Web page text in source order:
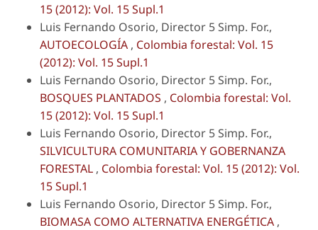
15 (2012): Vol. 15 Supl.1
Luis Fernando Osorio, Director 5 Simp. For.,
AUTOECOLOGÍA , Colombia forestal: Vol. 15
(2012): Vol. 15 Supl.1
Luis Fernando Osorio, Director 5 Simp. For.,
BOSQUES PLANTADOS , Colombia forestal: Vol.
15 (2012): Vol. 15 Supl.1
Luis Fernando Osorio, Director 5 Simp. For.,
SILVICULTURA COMUNITARIA Y GOBERNANZA
FORESTAL , Colombia forestal: Vol. 15 (2012): Vol.
15 Supl.1
Luis Fernando Osorio, Director 5 Simp. For.,
BIOMASA COMO ALTERNATIVA ENERGÉTICA ,